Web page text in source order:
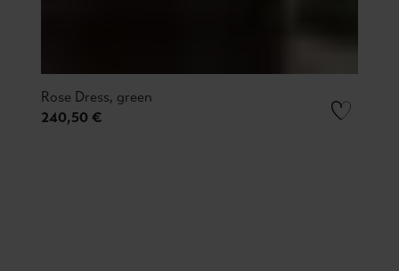
Rose Dress, green
240,50 €